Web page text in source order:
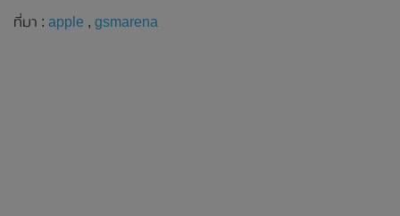
ที่มา : apple , gsmarena